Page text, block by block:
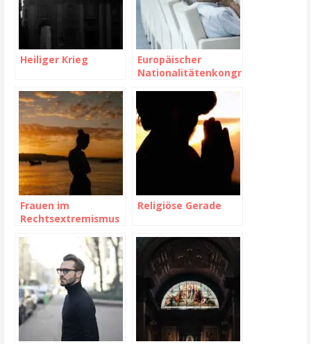
Heiliger Krieg
Europäischer
Nationalitätenkongr
Frauen im
Rechtsextremismus
Religiöse Gerade